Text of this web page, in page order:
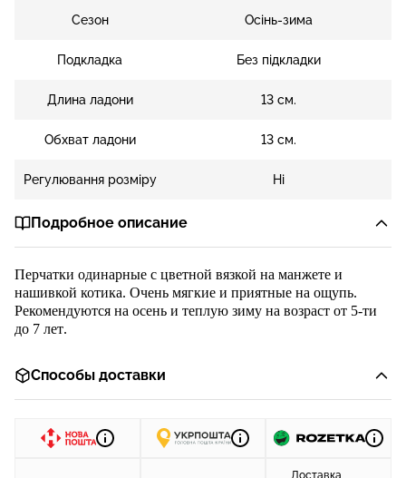
Сезон Осінь-зима
Подкладка Без підкладки
Длина ладони 13 см.
Обхват ладони 13 см.
Регулювання розміру Ні
Подробное описание
Перчатки одинарные с цветной вязкой на манжете и
нашивкой котика. Очень мягкие и приятные на ощупь.
Рекомендуются на осень и теплую зиму на возраст от 5-ти
до 7 лет.
Способы доставки
Доставка